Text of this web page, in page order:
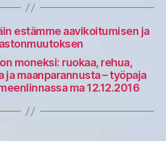
estämme aavikoitumisen ja
moneksi: ruokaa, rehua,
maanparannusta – työpaja
ma 12.12.2016